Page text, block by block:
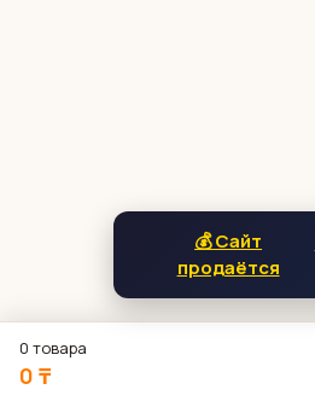
💰 Сайт
продаётся
0 товара
0 ₸